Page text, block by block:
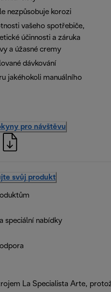
nezpůsobuje korozi
vašeho spotřebiče,
účinnosti a záruka
a úžasné cremy
dávkování
jakéhokoli manuálního
pro návštěvu
svůj produkt
speciální nabídky
La Specialista Arte,